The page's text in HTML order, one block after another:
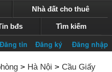
Nhà đất cho thuê
bđs Tìm kiếm
> Hà Nội > Cầu Giấy